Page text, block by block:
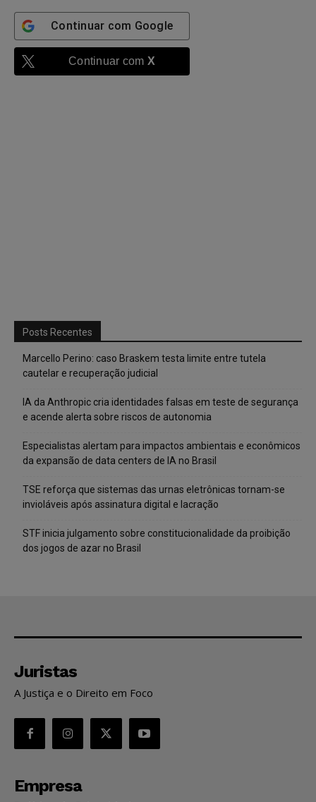
Continuar com Google
Continuar com X
Posts Recentes
Marcello Perino: caso Braskem testa limite entre tutela
cautelar e recuperação judicial
IA da Anthropic cria identidades falsas em teste de segurança
e acende alerta sobre riscos de autonomia
Especialistas alertam para impactos ambientais e econômicos
da expansão de data centers de IA no Brasil
TSE reforça que sistemas das urnas eletrônicas tornam-se
invioláveis após assinatura digital e lacração
STF inicia julgamento sobre constitucionalidade da proibição
dos jogos de azar no Brasil
Juristas
A Justiça e o Direito em Foco
Empresa